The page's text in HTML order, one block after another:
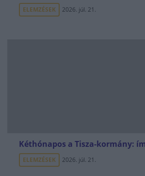
ELEMZÉSEK 2026. júl. 21.
Kéthónapos a Tisza-kormány:
ELEMZÉSEK 2026. júl. 21.